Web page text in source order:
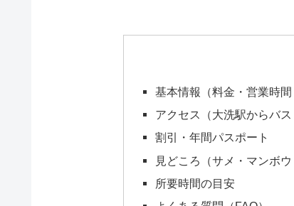
基本情報（料金・営業時間
アクセス（大洗駅からバ
割引・年間パスポート
見どころ（サメ・マンボ
所要時間の目安